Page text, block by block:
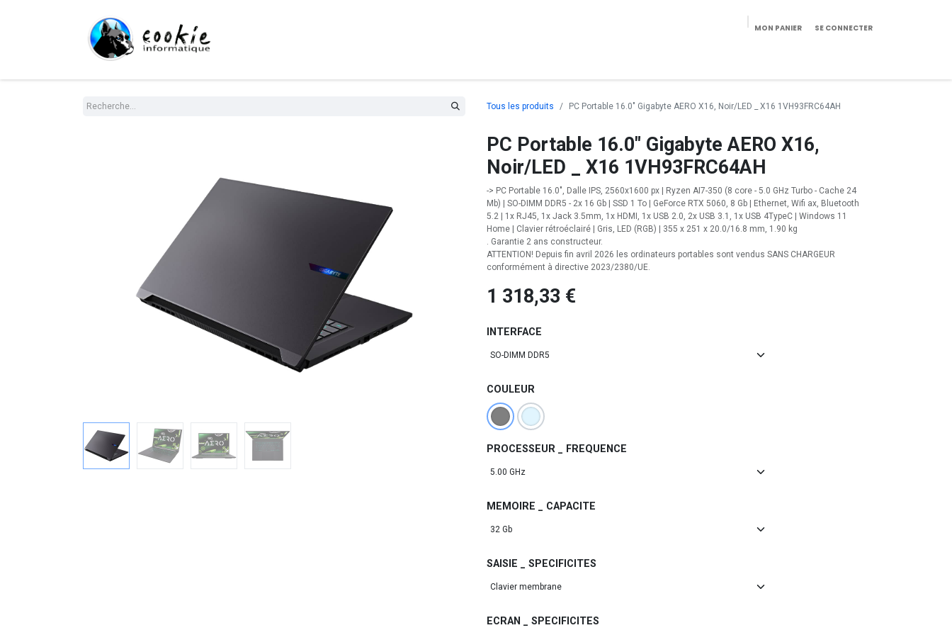
MON PANIER SE CONNECTER
Tous les produits PC Portable 16.0" Gigabyte AERO X16, Noir/LED _ X16 1VH93FRC64AH
PC Portable 16.0" Gigabyte AERO X16,
Noir/LED _ X16 1VH93FRC64AH
-> PC Portable 16.0", Dalle IPS, 2560x1600 px | Ryzen AI7-350 (8 core - 5.0 GHz Turbo - Cache 24
Mb) | SO-DIMM DDR5 - 2x 16 Gb | SSD 1 To | GeForce RTX 5060, 8 Gb | Ethernet, Wifi ax, Bluetooth
5.2 | 1x RJ45, 1x Jack 3.5mm, 1x HDMI, 1x USB 2.0, 2x USB 3.1, 1x USB 4TypeC | Windows 11
Home | Clavier rétroéclairé | Gris, LED (RGB) | 355 x 251 x 20.0/16.8 mm, 1.90 kg
. Garantie 2 ans constructeur.
ATTENTION! Depuis fin avril 2026 les ordinateurs portables sont vendus SANS CHARGEUR
conformément à directive 2023/2380/UE.
1 318,33 €
INTERFACE
COULEUR
PROCESSEUR _ FREQUENCE
MEMOIRE _ CAPACITE
SAISIE _ SPECIFICITES
ECRAN _ SPECIFICITES